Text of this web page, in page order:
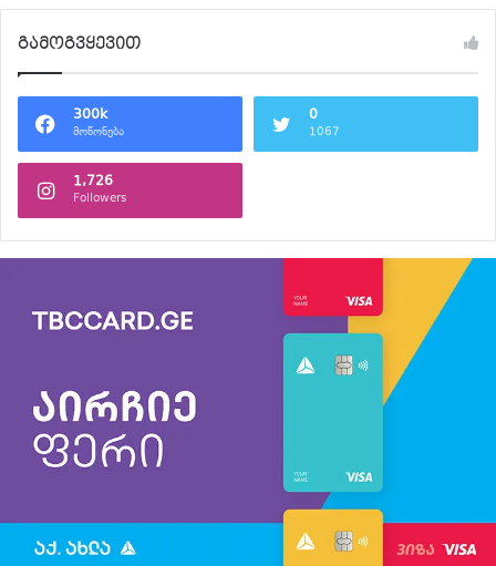
გამოგვყევით
300k
მოწონება
0
1067
1,726
Followers